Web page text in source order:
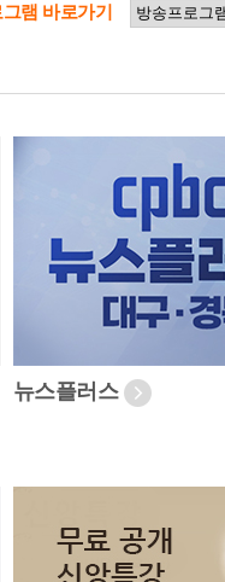
램 바로가기
뉴스플러스